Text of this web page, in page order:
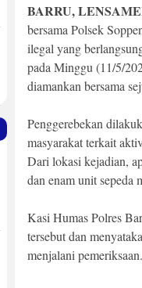
BARRU,
bersama Polsek
ilegal yang
pada Minggu (11/5/
diamankan bersama
Penggerebekan
masyarakat terkait
Dari lokasi kejadian,
dan enam unit sepeda
Kasi Humas Polres
tersebut dan
menjalani pemeriksaan.